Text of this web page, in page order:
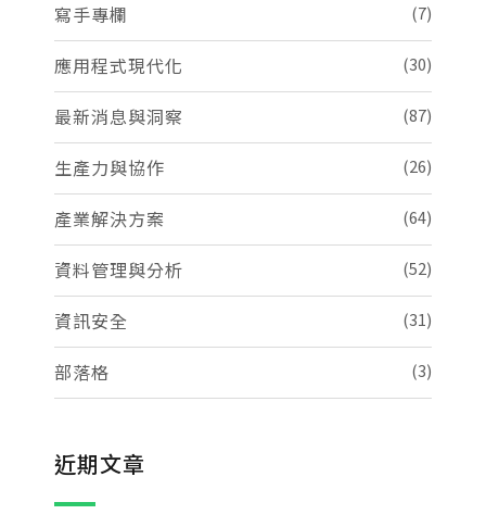
寫手專欄 (7)
應用程式現代化 (30)
最新消息與洞察 (87)
生產力與協作 (26)
產業解決方案 (64)
資料管理與分析 (52)
資訊安全 (31)
部落格 (3)
近期文章